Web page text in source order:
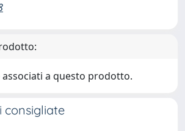
a questo prodotto.
consigliate